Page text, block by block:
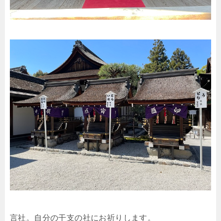
言社。自分の干支の社にお祈りします。